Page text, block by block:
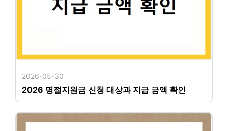
2026-05-30
2026 명절지원금 신청 대상과 지급 금액 확인